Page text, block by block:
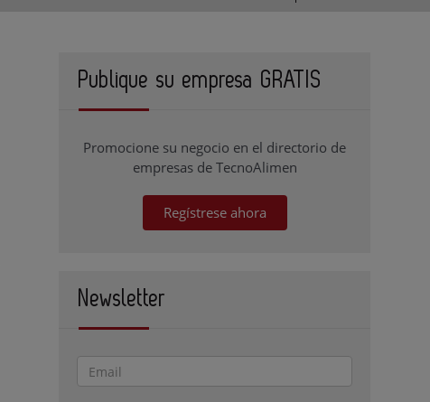
Publique su empresa GRATIS
Promocione su negocio en el directorio de
empresas de TecnoAlimen
Regístrese ahora
Newsletter